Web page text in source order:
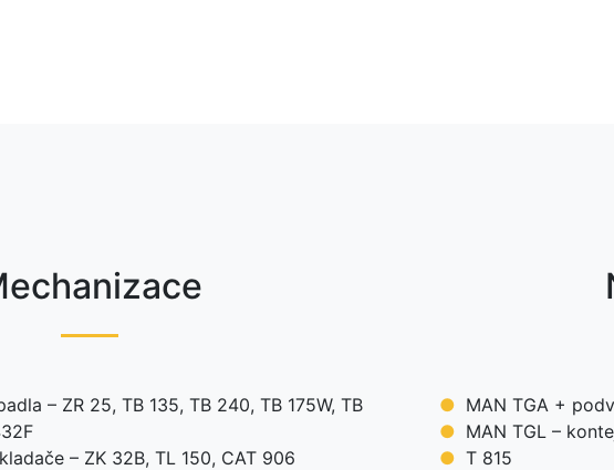
– ZR 25, TB 135, TB 240, TB 175W, TB
– ZK 32B, TL 150, CAT 906
MAN TGA +
MAN TGL –
T 815